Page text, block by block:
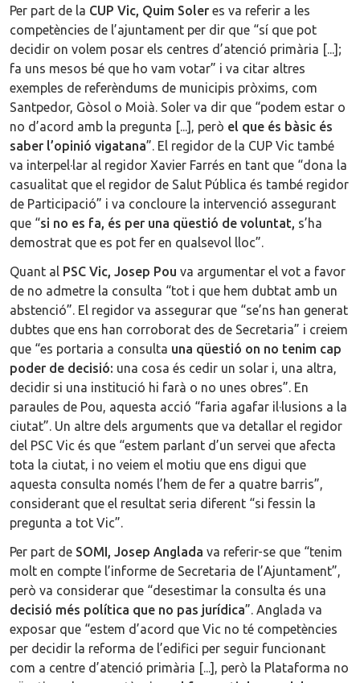
Per part de la CUP Vic, Quim Soler es va referir a les
competències de l’ajuntament per dir que “sí que pot
decidir on volem posar els centres d’atenció primària [...];
fa uns mesos bé que ho vam votar” i va citar altres
exemples de referèndums de municipis pròxims, com
Santpedor, Gòsol o Moià. Soler va dir que “podem estar o
no d’acord amb la pregunta [...], però el que és bàsic és
saber l’opinió vigatana”. El regidor de la CUP Vic també
va interpel·lar al regidor Xavier Farrés en tant que “dona la
casualitat que el regidor de Salut Pública és també regidor
de Participació” i va concloure la intervenció assegurant
que “si no es fa, és per una qüestió de voluntat, s’ha
demostrat que es pot fer en qualsevol lloc”.
Quant al PSC Vic, Josep Pou va argumentar el vot a favor
de no admetre la consulta “tot i que hem dubtat amb un
abstenció”. El regidor va assegurar que “se’ns han generat
dubtes que ens han corroborat des de Secretaria” i creiem
que “es portaria a consulta una qüestió on no tenim cap
poder de decisió: una cosa és cedir un solar i, una altra,
decidir si una institució hi farà o no unes obres”. En
paraules de Pou, aquesta acció “faria agafar il·lusions a la
ciutat”. Un altre dels arguments que va detallar el regidor
del PSC Vic és que “estem parlant d’un servei que afecta
tota la ciutat, i no veiem el motiu que ens digui que
aquesta consulta només l’hem de fer a quatre barris”,
considerant que el resultat seria diferent “si fessin la
pregunta a tot Vic”.
Per part de SOMI, Josep Anglada va referir-se que “tenim
molt en compte l’informe de Secretaria de l’Ajuntament”,
però va considerar que “desestimar la consulta és una
decisió més política que no pas jurídica”. Anglada va
exposar que “estem d’acord que Vic no té competències
per decidir la reforma de l’edifici per seguir funcionant
com a centre d’atenció primària [...], però la Plataforma no